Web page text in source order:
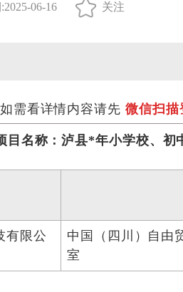
06-16 关注
需看详情内容请先 微信扫描
目名称：泸县*年小学校、初
有限公
中国（四川）自由
室